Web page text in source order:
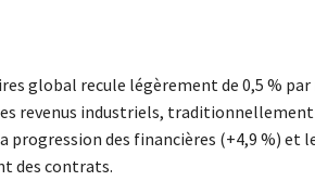
global recule légèrement de 0,5 %
revenus industriels,
des financières (+4,9 %) et
des contrats.